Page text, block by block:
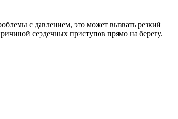
с давлением, это может вызвать резкий
сердечных приступов прямо на берегу.